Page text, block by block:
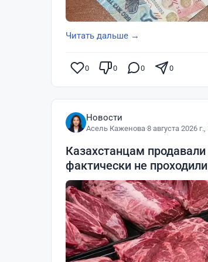
Читать дальше →
0 0 0 0
Новости
Асель Каженова·8 августа 2026
Казахстанцам
фактически не